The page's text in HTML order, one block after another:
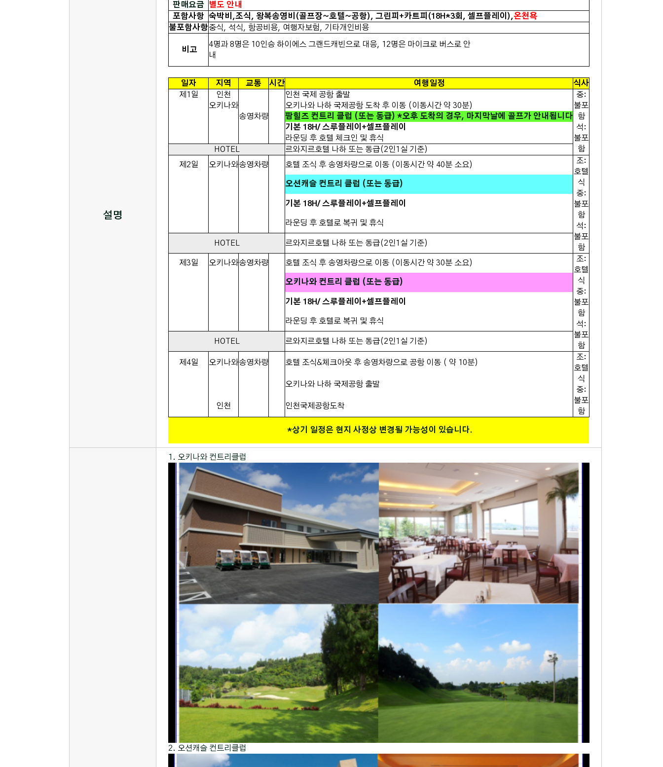
설명
판매요금
별도 안내
포함사항
숙박비,조식, 왕복송영비(골프장~호텔~공항), 그린피+카트피(18H*3회, 셀프플레이),온천욕
불포함사항중식, 석식, 항공비용, 여행자보험, 기타개인비용
비고
4명과 8명은 10인승 하이에스 그랜드캐빈으로 대응, 12명은 마이크로 버스로 안
내
일자 지역 교통 시간 여행일정
식사
제1일
인천 인천 국제 공항 출발
중:
불포
함
석:
불포
함
오키나와
오키나와 나하 국제공항 도착 후 이동 (이동시간 약 30분)
송영차량
팜힐즈 컨트리 클럽 (또는 동급) *오후 도착의 경우, 마지막날에 골프가 안내됩니다
기본 18H/ 스루플레이+셀프플레이
라운딩 후 호텔 체크인 및 휴식
HOTEL
르와지르호텔 나하 또는 동급(2인1실 기준)
제2일
오키나와송영차량 호텔 조식 후 송영차량으로 이동 (이동시간 약 40분 소요)
조:
호텔
식
중:
불포
함
석:
불포
함
오션캐슬 컨트리 클럽 (또는 동급)
기본 18H/ 스루플레이+셀프플레이
라운딩 후 호텔로 복귀 및 휴식
HOTEL 르와지르호텔 나하 또는 동급(2인1실 기준)
제3일 오키나와송영차량 호텔 조식 후 송영차량으로 이동 (이동시간 약 30분 소요)
조:
호텔
식
중:
불포
함
석:
불포
함
오키나와 컨트리 클럽 (또는 동급)
기본 18H/ 스루플레이+셀프플레이
라운딩 후 호텔로 복귀 및 휴식
HOTEL 르와지르호텔 나하 또는 동급(2인1실 기준)
제4일 오키나와송영차량 호텔 조식&체크아웃 후 송영차량으로 공항 이동 ( 약 10분)
조:
호텔
식
중:
불포
함
오키나와 나하 국제공항 출발
인천 인천국제공항도착
*상기 일정은 현지 사정상 변경될 가능성이 있습니다.
1. 오키나와 컨트리클럽
2. 오션캐슬 컨트리클럽